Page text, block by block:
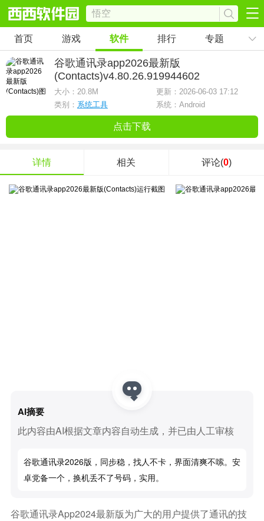
首页 游戏 软件 排行 专题
谷歌通讯录app2026最新版
(Contacts)v4.80.26.919944602
大小： 20.8M
更新：2026-06-03 17:12
类别： 系统工具 系统：Android
点击下载
详情 相关 评论(0)
AI摘要
此内容由AI根据文章内容自动生成，并已由人工审核
谷歌通讯录2026版，同步稳，找人不卡，界面清爽不嗦。安
卓党备一个，换机丢不了号码，实用。
谷歌通讯录app2024最新版为广大的用户提供了通讯的技